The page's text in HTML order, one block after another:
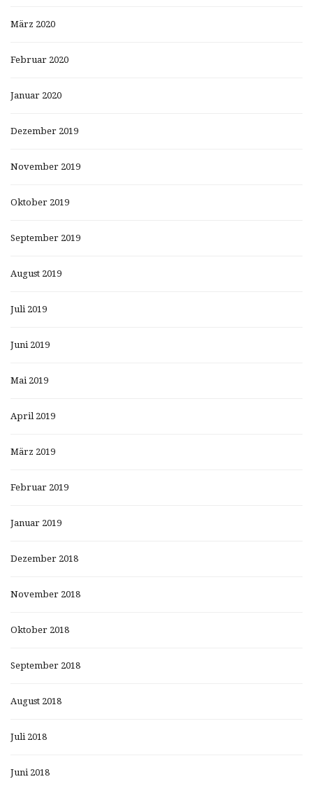
März 2020
Februar 2020
Januar 2020
Dezember 2019
November 2019
Oktober 2019
September 2019
August 2019
Juli 2019
Juni 2019
Mai 2019
April 2019
März 2019
Februar 2019
Januar 2019
Dezember 2018
November 2018
Oktober 2018
September 2018
August 2018
Juli 2018
Juni 2018